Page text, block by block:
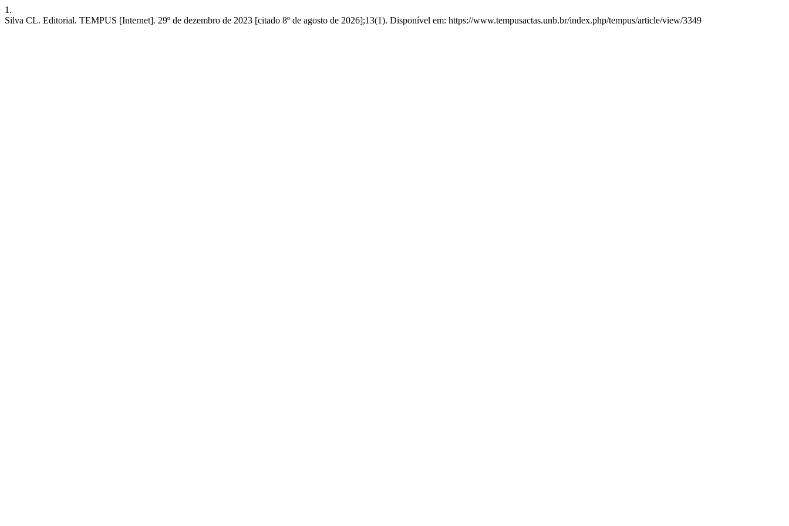
1.
Silva CL. Editorial. TEMPUS [Internet]. 29º de dezembro de 2023 [citado 8º de agosto de 2026];13(1). Disponível em: https://www.tempusactas.unb.br/index.php/tempus/article/view/3349